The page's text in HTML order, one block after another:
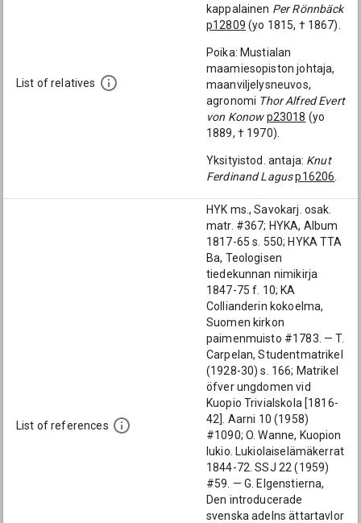
List of relatives
kappalainen Per Rönnbäck
p12809 (yo 1815, † 1867).
Poika: Mustialan
maamiesopiston johtaja,
maanviljelysneuvos,
agronomi Thor Alfred Evert
von Konow p23018 (yo
1889, † 1970).
Yksityistod. antaja: Knut
Ferdinand Lagusp16206
List of references
HYK ms., Savokarj. osak.
matr. #367; HYKA, Album
1817-65 s. 550; HYKA TTA
Ba, Teologisen
tiedekunnan nimikirja
1847-75 f. 10; KA
Collianderin kokoelma,
Suomen kirkon
paimenmuisto #1783. — T.
Carpelan, Studentmatrikel
(1928-30) s. 166; Matrikel
öfver ungdomen vid
Kuopio Trivialskola [1816-
42]. Aarni 10 (1958)
#1090; O. Wanne, Kuopion
lukio. Lukiolaiselämäkerrat
1844-72. SSJ 22 (1959)
#59. — G. Elgenstierna,
Den introducerade
svenska adelns ättartavlor